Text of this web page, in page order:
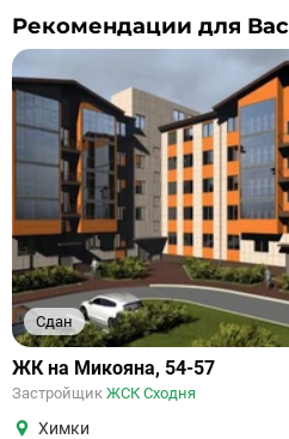
Рекомендации для Вас
Сдан
ЖК на Микояна, 54-57
Застройщик ЖСК Сходня
Химки